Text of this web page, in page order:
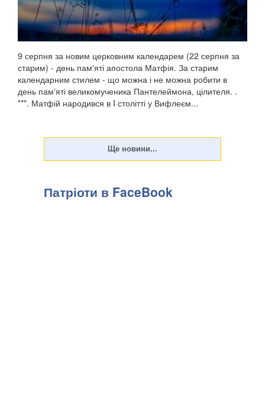
9 серпня за новим церковним календарем (22 серпня за
старим) - день пам'яті апостола Матфія. За старим
календарним стилем - що можна і не можна робити в
день пам'яті великомученика Пантелеймона, цілителя. .
***. Матфій народився в I столітті у Вифлеєм...
Патріоти в FaceBook